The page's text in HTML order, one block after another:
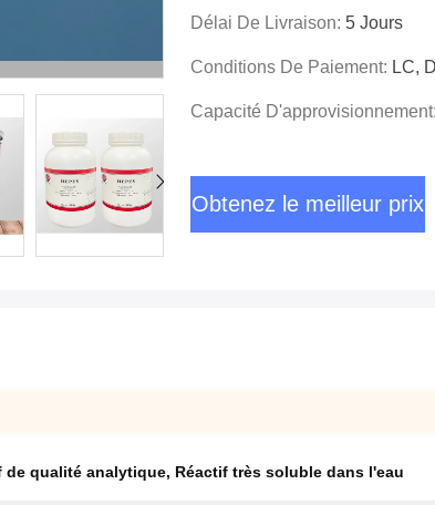
Délai De Livraison: 5 Jours
Conditions De Paiement: LC,
Capacité D'approvisionnement:
Obtenez le meilleur prix
de qualité analytique, Réactif très soluble dans l'eau